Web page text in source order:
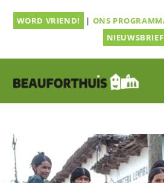
naarWORD VRIEND! | ONS
NIEUWSBRIEF